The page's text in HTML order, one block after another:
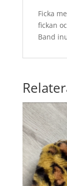
Ficka
fickan
Band